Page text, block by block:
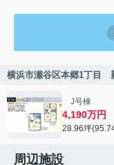
横浜市瀬谷区本郷1丁目
J号棟
4,190万円
28.96坪
周辺施設